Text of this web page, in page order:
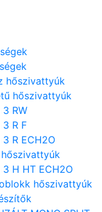
hőszivattyúk
hőszivattyúk
RW
R F
R ECH2O
H HT ECH2O
hőszivattyúk